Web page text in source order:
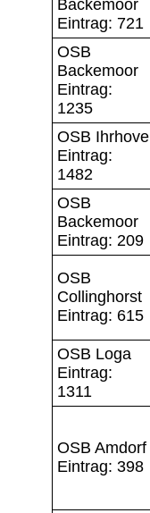
Backemoor
Eintrag: 721
OSB
Backemoor
Eintrag:
1235
OSB Ihrhove
Eintrag:
1482
OSB
Backemoor
Eintrag: 209
OSB
Collinghorst
Eintrag: 615
OSB Loga
Eintrag:
1311
OSB Amdorf
Eintrag: 398